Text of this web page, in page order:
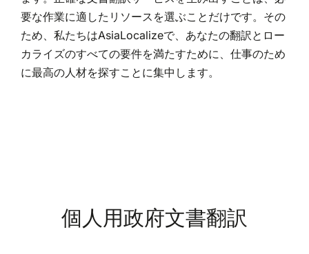
要な作業に適したリソースを選ぶことだけです。その
ため、私たちはAsiaLocalizeで、あなたの翻訳とロー
カライズのすべての要件を満たすために、仕事のため
に最高の人材を探すことに集中します。
個人用政府文書翻訳